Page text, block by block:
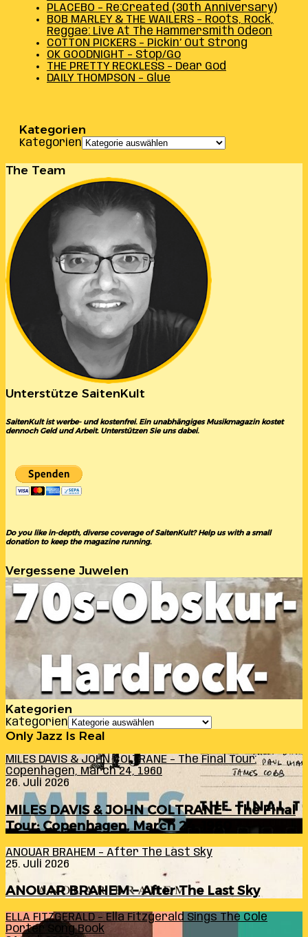
PLACEBO – Re:Created (30th Anniversary)
BOB MARLEY & THE WAILERS – Roots, Rock,
Reggae: Live At The Hammersmith Odeon
COTTON PICKERS – Pickin’ Out Strong
OK GOODNIGHT – Stop/Go
THE PRETTY RECKLESS – Dear God
DAILY THOMPSON – Glue
Kategorien
Kategorien
The Team
Unterstütze SaitenKult
SaitenKult ist werbe- und kostenfrei. Ein unabhängiges Musikmagazin kostet
dennoch Geld und Arbeit. Unterstützen Sie uns dabei.
Do you like in-depth, diverse coverage of SaitenKult? Help us with a small
donation to keep the magazine running.
Vergessene Juwelen
Kategorien
Kategorien
Only Jazz Is Real
MILES DAVIS & JOHN COLTRANE – The Final Tour:
Copenhagen, March 24, 1960
26. Juli 2026
MILES DAVIS & JOHN COLTRANE – The Final
Tour: Copenhagen, March 24, 1960
ANOUAR BRAHEM – After The Last Sky
25. Juli 2026
ANOUAR BRAHEM – After The Last Sky
ELLA FITZGERALD – Ella Fitzgerald Sings The Cole
Porter Song Book